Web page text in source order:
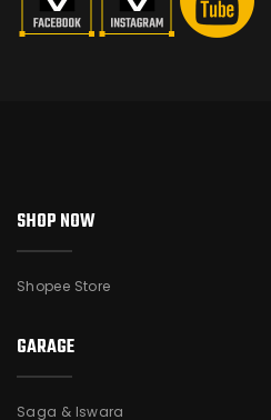
SHOP NOW
Shopee Store
GARAGE
Saga & Iswara